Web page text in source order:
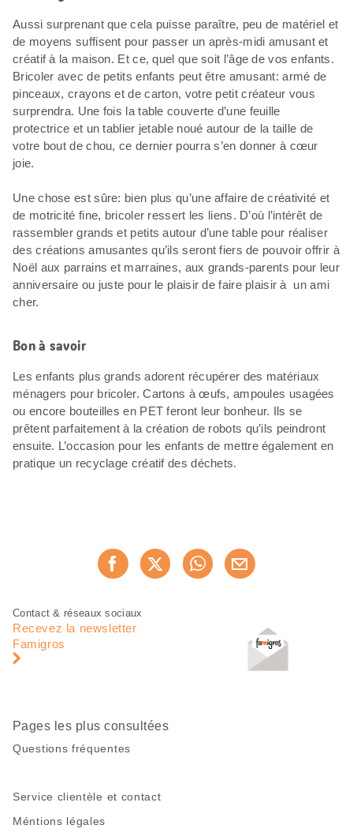
Aussi surprenant que cela puisse paraître, peu de matériel et
de moyens suffisent pour passer un après-midi amusant et
créatif à la maison. Et ce, quel que soit l’âge de vos enfants.
Bricoler avec de petits enfants peut être amusant: armé de
pinceaux, crayons et de carton, votre petit créateur vous
surprendra. Une fois la table couverte d’une feuille
protectrice et un tablier jetable noué autour de la taille de
votre bout de chou, ce dernier pourra s’en donner à cœur
joie.
Une chose est sûre: bien plus qu’une affaire de créativité et
de motricité fine, bricoler ressert les liens. D’où l’intérêt de
rassembler grands et petits autour d’une table pour réaliser
des créations amusantes qu’ils seront fiers de pouvoir offrir à
Noël aux parrains et marraines, aux grands-parents pour leur
anniversaire ou juste pour le plaisir de faire plaisir à un ami
cher.
Bon à savoir
Les enfants plus grands adorent récupérer des matériaux
ménagers pour bricoler. Cartons à œufs, ampoules usagées
ou encore bouteilles en PET feront leur bonheur. Ils se
prêtent parfaitement à la création de robots qu’ils peindront
ensuite. L’occasion pour les enfants de mettre également en
pratique un recyclage créatif des déchets.
Recommander maintenant
Pied
page
Navigation
pied
Contact & réseaux sociaux
Recevez la newsletter
Famigros
Pages les plus consultées
Questions fréquentes
Service clientèle et contact
Méntions légales